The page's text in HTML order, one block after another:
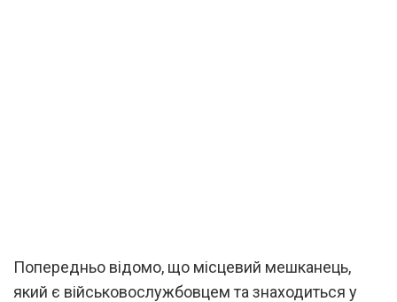
Попередньо відомо, що місцевий мешканець,
який є військовослужбовцем та знаходиться у